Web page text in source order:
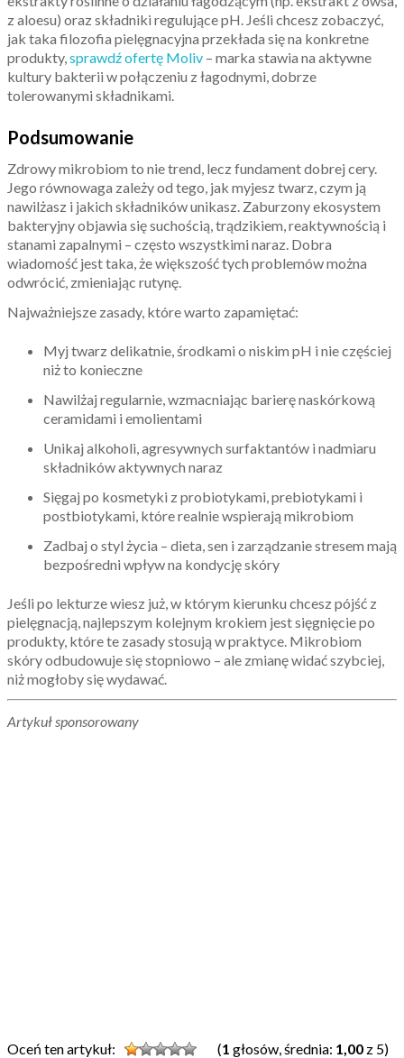
z aloesu) oraz składniki regulujące pH. Jeśli chcesz zobaczyć,
jak taka filozofia pielęgnacyjna przekłada się na konkretne
produkty,sprawdź ofertę Moliv – marka stawia na aktywne
kultury bakterii w połączeniu z łagodnymi, dobrze
tolerowanymi składnikami.
Podsumowanie
Zdrowy mikrobiom to nie trend, lecz fundament dobrej cery.
Jego równowaga zależy od tego, jak myjesz twarz, czym ją
nawilżasz i jakich składników unikasz. Zaburzony ekosystem
bakteryjny objawia się suchością, trądzikiem, reaktywnością i
stanami zapalnymi – często wszystkimi naraz. Dobra
wiadomość jest taka, że większość tych problemów można
odwrócić, zmieniając rutynę.
Najważniejsze zasady, które warto zapamiętać:
Myj twarz delikatnie, środkami o niskim pH i nie częściej
niż to konieczne
Nawilżaj regularnie, wzmacniając barierę naskórkową
ceramidami i emolientami
Unikaj alkoholi, agresywnych surfaktantów i nadmiaru
składników aktywnych naraz
Sięgaj po kosmetyki z probiotykami, prebiotykami i
postbiotykami, które realnie wspierają mikrobiom
Zadbaj o styl życia – dieta, sen i zarządzanie stresem mają
bezpośredni wpływ na kondycję skóry
Jeśli po lekturze wiesz już, w którym kierunku chcesz pójść z
pielęgnacją, najlepszym kolejnym krokiem jest sięgnięcie po
produkty, które te zasady stosują w praktyce. Mikrobiom
skóry odbudowuje się stopniowo – ale zmianę widać szybciej,
niż mogłoby się wydawać.
Artykuł sponsorowany
Oceń ten artykuł: (1 głosów, średnia: 1,00 z 5)